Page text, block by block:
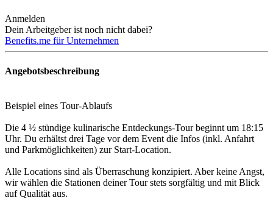
Anmelden
Dein Arbeitgeber ist noch nicht dabei?
Benefits.me für Unternehmen
Angebotsbeschreibung
Beispiel eines Tour-Ablaufs
Die 4 ½ stündige kulinarische Entdeckungs-Tour beginnt um 18:15
Uhr. Du erhältst drei Tage vor dem Event die Infos (inkl. Anfahrt
und Parkmöglichkeiten) zur Start-Location.
Alle Locations sind als Überraschung konzipiert. Aber keine Angst,
wir wählen die Stationen deiner Tour stets sorgfältig und mit Blick
auf Qualität aus.